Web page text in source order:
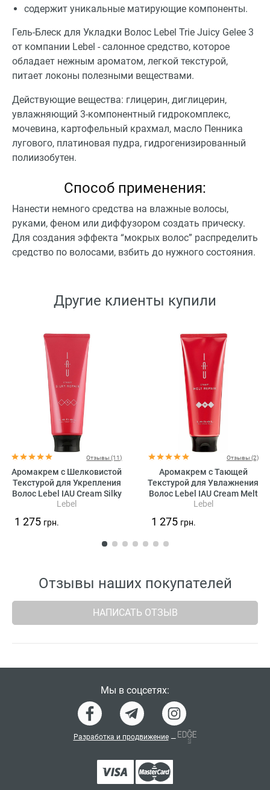
содержит уникальные матирующие компоненты.
Гель-Блеск для Укладки Волос Lebel Trie Juicy Gelee 3
от компании Lebel - салонное средство, которое
обладает нежным ароматом, легкой текстурой,
питает локоны полезными веществами.
Действующие вещества: глицерин, диглицерин,
увлажняющий 3-компонентный гидрокомплекс,
мочевина, картофельный крахмал, масло Пенника
лугового, платиновая пудра, гидрогенизированный
полиизобутен.
Способ применения:
Нанести немного средства на влажные волосы,
руками, феном или диффузором создать прическу.
Для создания эффекта “мокрых волос” распределить
средство по волосами, взбить до нужного состояния.
Другие клиенты купили
Отзывы (11)
Аромакрем с Шелковистой
Текстурой для Укрепления
Волос Lebel IAU Cream Silky
Repair
Lebel
1 275 грн.
Отзывы (2)
Аромакрем с Тающей
Текстурой для Увлажнения
Волос Lebel IAU Cream Melt
Repair
Lebel
1 275 грн.
Отзывы наших покупателей
НАПИСАТЬ ОТЗЫВ
Мы в соцсетях:
Разработка и продвижение —